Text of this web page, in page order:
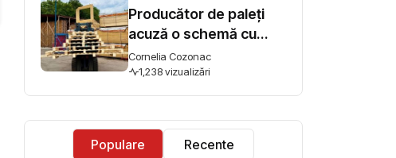
Producător de paleți
acuză o schemă cu
lemn tăiat ilegal și cere
intervenția premierului:
"Concurez cu firme
primă din pădure tăiată
ilegal"
Cornelia Cozonac
1,238 vizualizări
Populare
Recente